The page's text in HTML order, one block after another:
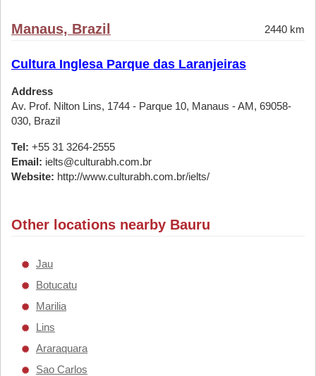
Manaus, Brazil 2440 km
Cultura Inglesa Parque das Laranjeiras
Address
Av. Prof. Nilton Lins, 1744 - Parque 10, Manaus - AM, 69058-
030, Brazil
Tel: +55 31 3264-2555
Email: ielts@culturabh.com.br
Website: http://www.culturabh.com.br/ielts/
Other locations nearby Bauru
Jau
Botucatu
Marilia
Lins
Araraquara
Sao Carlos